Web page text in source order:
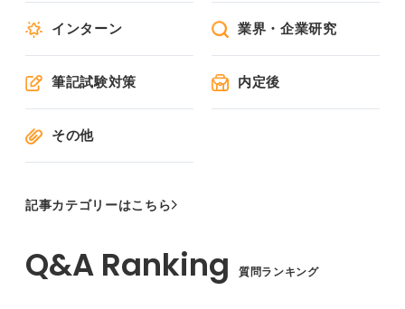
インターン 業界・企業研究
筆記試験対策 内定後
その他
記事カテゴリーはこちら
質問ランキング